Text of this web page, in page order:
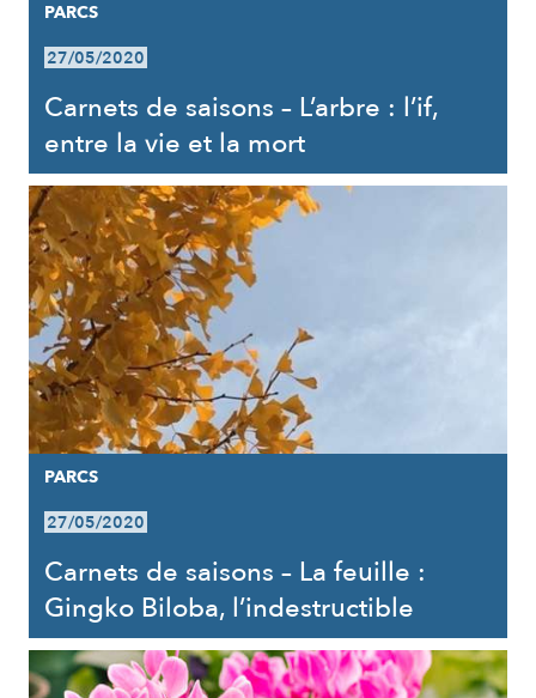
PARCS
27/05/2020
Carnets de saisons – L’arbre : l’if,
entre la vie et la mort
PARCS
27/05/2020
Carnets de saisons – La feuille :
Gingko Biloba, l’indestructible